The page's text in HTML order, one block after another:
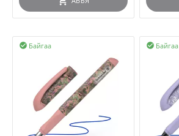
Байгаа
 Байгаа
